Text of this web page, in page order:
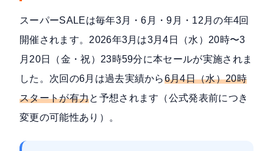
スーパーSALEは毎年3月・6月・9月・12月の年4回
開催されます。2026年3月は3月4日（水）20時〜3
月20日（金・祝）23時59分に本セールが実施されま
した。次回の6月は過去実績から6月4日（水）20時
スタートが有力と予想されます（公式発表前につき
変更の可能性あり）。